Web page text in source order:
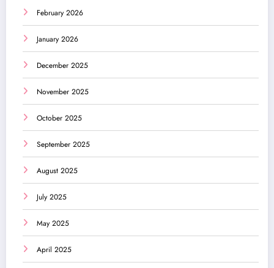
February 2026
January 2026
December 2025
November 2025
October 2025
September 2025
August 2025
July 2025
May 2025
April 2025